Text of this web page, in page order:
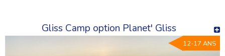
Gliss Camp option Planet' Gliss
12-17 ANS